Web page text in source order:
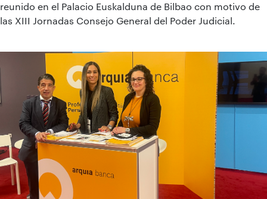
reunido en el Palacio Euskalduna de Bilbao con motivo de
las XIII Jornadas Consejo General del Poder Judicial.